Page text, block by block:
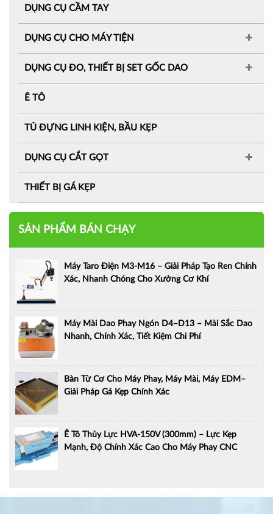
DỤNG CỤ CẦM TAY
DỤNG CỤ CHO MÁY TIỆN
DỤNG CỤ ĐO, THIẾT BỊ SET GỐC DAO
Ê TÔ
TỦ ĐỰNG LINH KIỆN, BẦU KẸP
DỤNG CỤ CẮT GỌT
THIẾT BỊ GÁ KẸP
SẢN PHẨM BÁN CHẠY
Máy Taro Điện M3-M16 – Giải Pháp Tạo Ren Chính
Xác, Nhanh Chóng Cho Xưởng Cơ Khí
Máy Mài Dao Phay Ngón D4–D13 – Mài Sắc Dao
Nhanh, Chính Xác, Tiết Kiệm Chi Phí
Bàn Từ Cơ Cho Máy Phay, Máy Mài, Máy EDM–
Giải Pháp Gá Kẹp Chính Xác
Ê Tô Thủy Lực HVA-150V (300mm) – Lực Kẹp
Mạnh, Độ Chính Xác Cao Cho Máy Phay CNC